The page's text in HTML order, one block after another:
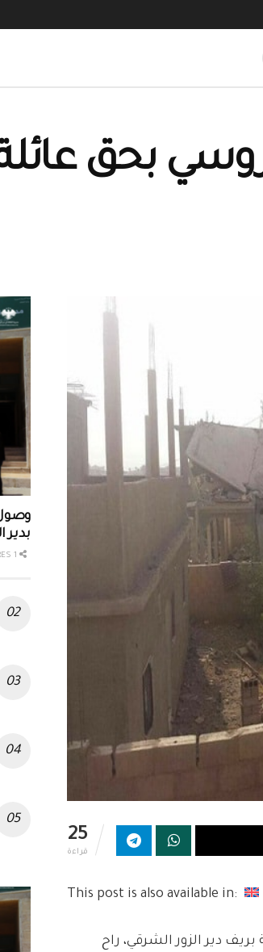
بحق
25
قراءة
This post is also available in:
دير الزور الشرقي، راح
بدير